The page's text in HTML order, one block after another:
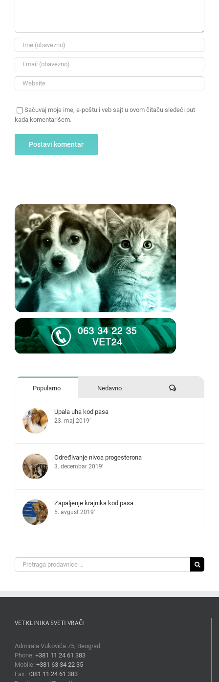
Sačuvaj moje ime, e-poštu i veb sajt u ovom čitaču sledeći put
kada komentarišem.
Popularno Nedavno Komentari
Upala uha kod pasa
23. maj 2019'
Određivanje nivoa progesterona
3. decembar 2019'
Zapaljenje krajnika kod pasa
5. avgust 2019'
Search
for:
VET KLINIKA SVETI VRAČI
Admirala Vukovića 75, Beograd
Phone: +381 11 24 61 383
Mobile: +381 63 34 22 35
Fax: +381 11 24 61 383